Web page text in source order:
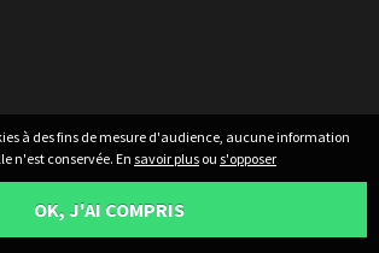
à des fins de mesure d'audience, aucune information
n'est conservée. En savoir plus ou s'opposer
OK, J'AI COMPRIS